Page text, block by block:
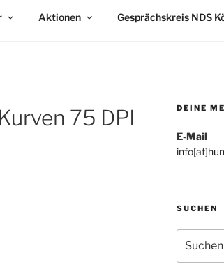
Aktionen Gesprächskreis NDS
75 DPI DEINE
E-Mail
SUCHEN
nach: